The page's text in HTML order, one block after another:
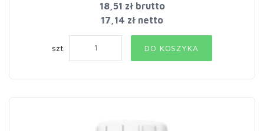
18,51 złbrutto
17,14 zł netto
szt. DO KOSZYKA